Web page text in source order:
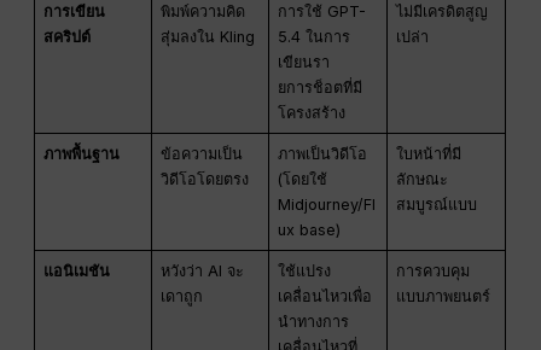
การเขียน
สคริปต์
พิมพ์ความคิด
สุ่มลงใน Kling
การใช้ GPT-
5.4 ในการ
เขียนรา
ยการช็อตที่มี
โครงสร้าง
ไม่มีเครดิตสูญ
เปล่า
ภาพพื้นฐาน
ข้อความเป็น
วิดีโอโดยตรง
ภาพเป็นวิดีโอ
(โดยใช้
Midjourney/Fl
ux base)
ใบหน้าที่มี
ลักษณะ
สมบูรณ์แบบ
แอนิเมชัน
หวังว่า AI จะ
เดาถูก
ใช้แปรง
เคลื่อนไหวเพื่อ
นำทางการ
การควบคุม
แบบภาพยนตร์